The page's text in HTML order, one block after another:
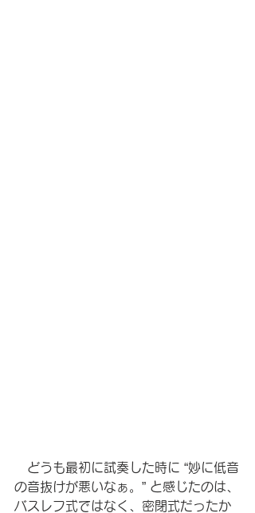
どうも最初に試奏した時に “妙に低音
の音抜けが悪いなぁ。” と感じたのは、
バスレフ式ではなく、密閉式だったか